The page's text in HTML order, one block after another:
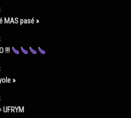
MAS pasé »
!!!
»
UFRYM